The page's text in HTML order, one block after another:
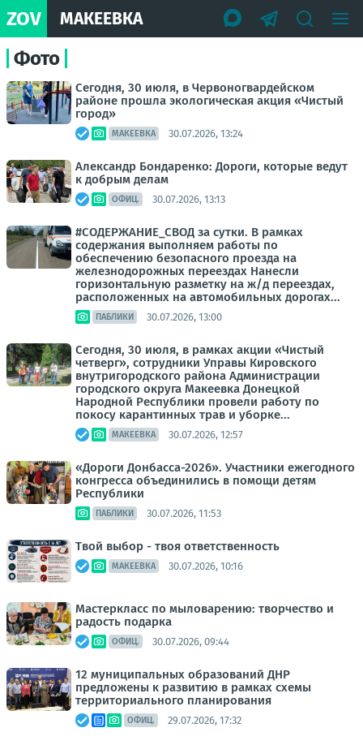
ZOV МАКЕЕВКА
Фото
Сегодня, 30 июля, в Червоногвардейском
районе прошла экологическая акция «Чистый
город»
МАКЕЕВКА 30.07.2026, 13:24
Александр Бондаренко: Дороги, которые ведут
к добрым делам
ОФИЦ. 30.07.2026, 13:13
#СОДЕРЖАНИЕ_СВОД за сутки. В рамках
содержания выполняем работы по
обеспечению безопасного проезда на
железнодорожных переездах Нанесли
горизонтальную разметку на ж/д переездах,
расположенных на автомобильных дорогах...
ПАБЛИКИ 30.07.2026, 13:00
Сегодня, 30 июля, в рамках акции «Чистый
четверг», сотрудники Управы Кировского
внутригородского района Администрации
городского округа Макеевка Донецкой
Народной Республики провели работу по
покосу карантинных трав и уборке...
МАКЕЕВКА 30.07.2026, 12:57
«Дороги Донбасса-2026». Участники ежегодного
конгресса объединились в помощи детям
Республики
ПАБЛИКИ 30.07.2026, 11:53
Твой выбор - твоя ответственность
МАКЕЕВКА 30.07.2026, 10:16
Мастеркласс по мыловарению: творчество и
радость подарка
ОФИЦ. 30.07.2026, 09:44
12 муниципальных образований ДНР
предложены к развитию в рамках схемы
территориального планирования
ОФИЦ. 29.07.2026, 17:32